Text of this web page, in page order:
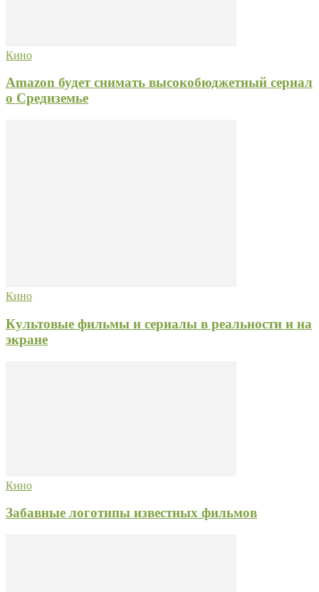
Кино
Amazon будет снимать высокобюджетный сериал
о Средиземье
Кино
Культовые фильмы и сериалы в реальности и на
экране
Кино
Забавные логотипы известных фильмов